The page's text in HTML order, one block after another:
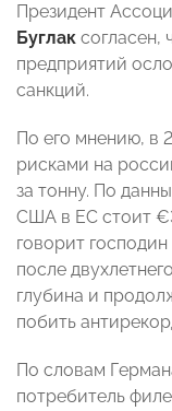
Президент
Буглак согласен,
предприятий
санкций.
По его мнению, в
рисками на
за тонну. По
США в ЕС стоит
говорит
после
глубина и
побить
По словам
потребитель